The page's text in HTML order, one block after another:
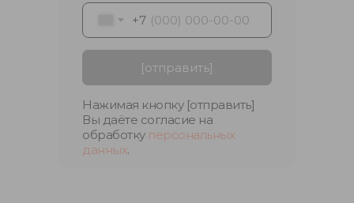
+7
[отправить]
Нажимая кнопку [отправить]
Вы даёте согласие на
обработку персональных
данных.